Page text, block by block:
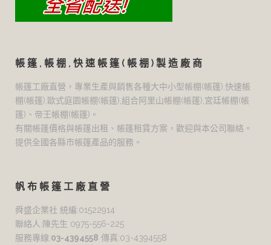
帳篷,帳棚,快速帳篷(帳棚)製造廠商
帳篷工廠直營，專業生產與銷售各種大中小型帳棚(帳篷),快速帳
棚(帳篷),歐式庭園帳棚(帳篷),組合阿里山帳棚(帳篷),宮廷帳棚(帳
篷)、帝王帳棚(帳篷)。
有關帳篷價格與帳篷出租、帳篷租賃方案，歡迎與本公司聯絡。
提供全國各縣市帳篷產品的服務。
帆布帳篷工廠直營
舜盛企業社 統編:01522914
聯絡人:陳先生 0975-556-225
服務專線:03-4394558 傳真:03-4394558